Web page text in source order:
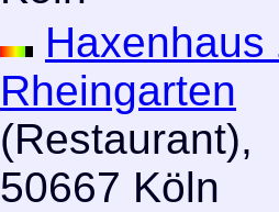
Haxenhaus
Rheingarten
(Restaurant),
50667 Köln